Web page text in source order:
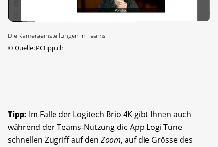
Die Kameraeinstellungen in Teams
©Quelle: PCtipp.ch
Tipp: Im Falle der Logitech Brio 4K gibt Ihnen auch
während der Teams-Nutzung die App Logi Tune
schnellen Zugriff auf den Zoom, auf die Grösse des